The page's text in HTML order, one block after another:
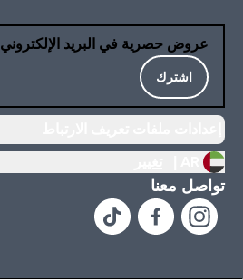
عروض حصرية في البريد الإلكتروني
اشترك
تواصل معنا